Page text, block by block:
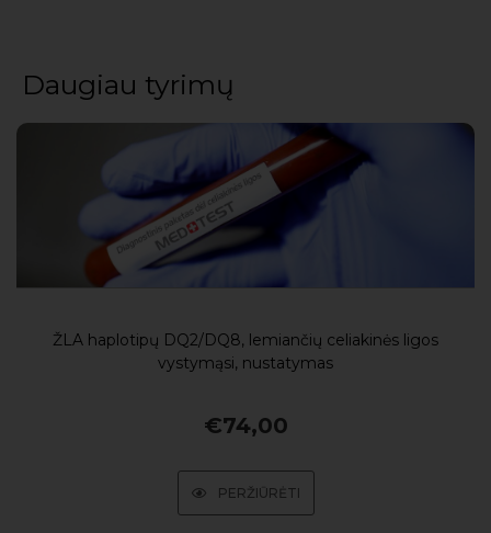
Daugiau tyrimų
ŽLA haplotipų DQ2/DQ8, lemiančių celiakinės ligos
vystymąsi, nustatymas
€74,00
PERŽIŪRĖTI